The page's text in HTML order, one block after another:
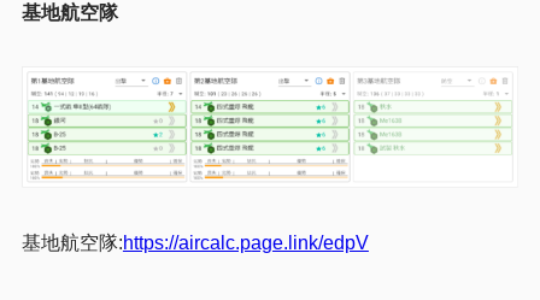
基地航空隊
基地航空隊:https://aircalc.page.link/edpV